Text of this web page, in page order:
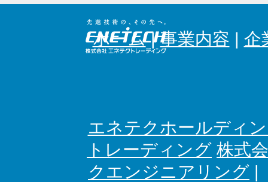
ホーム|事業内容 | 企
エネテクホールディ
トレーディング 株式
クエンジニアリング |